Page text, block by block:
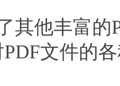
其他丰富
文件的